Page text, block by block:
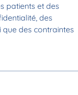
patients et des
des
des contraintes